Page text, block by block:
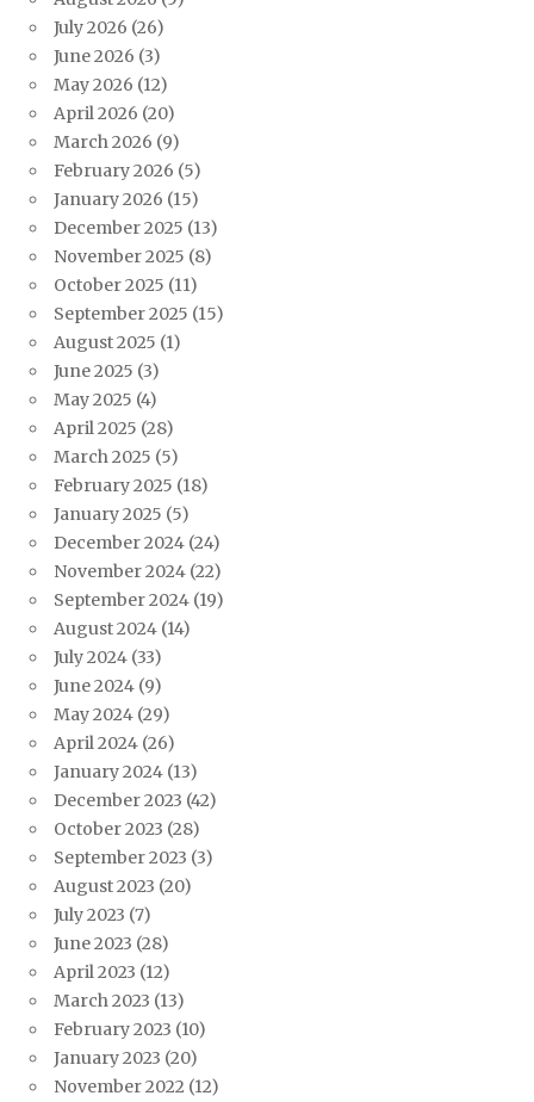
July 2026 (26)
June 2026 (3)
May 2026 (12)
April 2026 (20)
March 2026 (9)
February 2026 (5)
January 2026 (15)
December 2025 (13)
November 2025 (8)
October 2025 (11)
September 2025 (15)
August 2025 (1)
June 2025 (3)
May 2025 (4)
April 2025 (28)
March 2025 (5)
February 2025 (18)
January 2025 (5)
December 2024 (24)
November 2024 (22)
September 2024 (19)
August 2024 (14)
July 2024 (33)
June 2024 (9)
May 2024 (29)
April 2024 (26)
January 2024 (13)
December 2023 (42)
October 2023 (28)
September 2023 (3)
August 2023 (20)
July 2023 (7)
June 2023 (28)
April 2023 (12)
March 2023 (13)
February 2023 (10)
January 2023 (20)
November 2022 (12)